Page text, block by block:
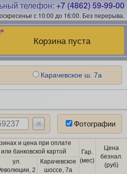
телефон: +7 (4862) 59-99-00
с 10:00 до 16:00. Без перерыва.
Корзина пуста
Карачевское ш. 7а
Фотографии
и цена при оплате
банковской картой
Гар.
(мес)
Цена
безнал.
(руб)
ул.
2
Карачевское
шоссе, 7а